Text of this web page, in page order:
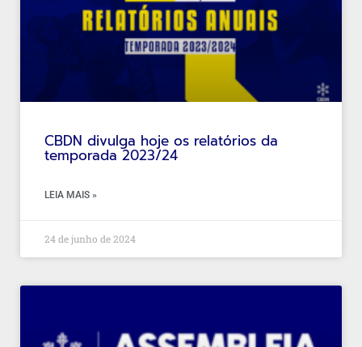
CBDN divulga hoje os relatórios da
temporada 2023/24
LEIA MAIS »
24 de junho de 2024